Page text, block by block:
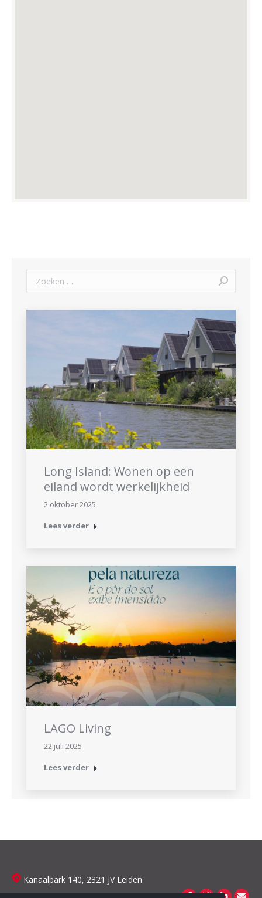
Zoeken:
Long Island: Wonen op een
eiland wordt werkelijkheid
2 oktober 2025
Lees verder
LAGO Living
22 juli 2025
Lees verder
Kanaalpark 140, 2321 JV Leiden